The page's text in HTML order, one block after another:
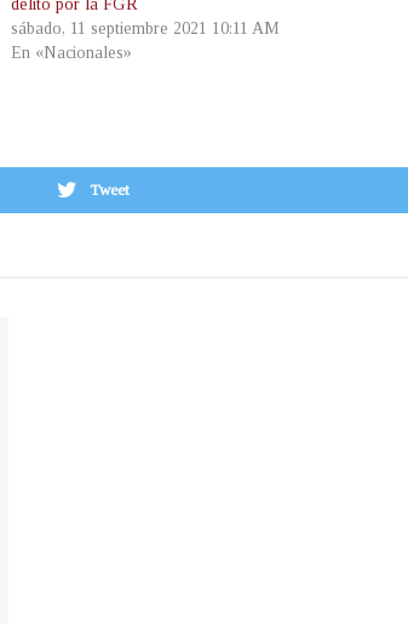
delito por la FGR
sábado, 11 septiembre 2021 10:11 AM
En «Nacionales»
Tweet